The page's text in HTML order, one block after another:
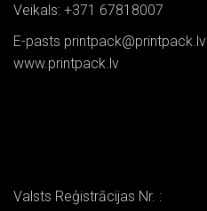
Veikals: +371 67818007
E-pasts printpack@printpack.lv
www.printpack.lv
Valsts Reģistrācijas Nr. :